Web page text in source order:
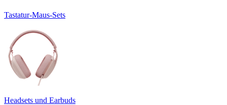
Tastatur-Maus-Sets
Headsets und Earbuds